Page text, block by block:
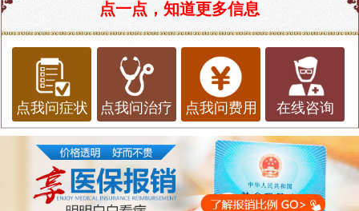
点一点，知道更多信息
点我问症状 点我问治疗 点我问费用 在线咨询